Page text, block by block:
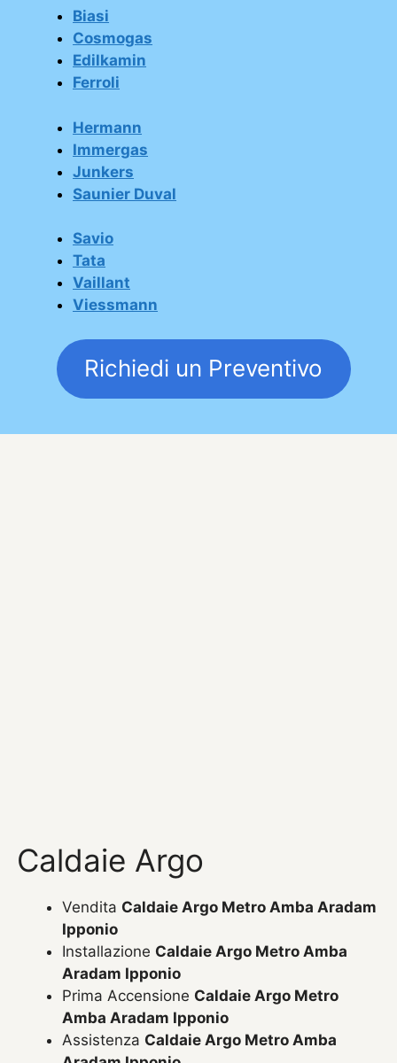
Biasi
Cosmogas
Edilkamin
Ferroli
Hermann
Immergas
Junkers
Saunier Duval
Savio
Tata
Vaillant
Viessmann
Richiedi un Preventivo
Caldaie Argo
Vendita Caldaie Argo Metro Amba Aradam
Ipponio
Installazione Caldaie Argo Metro Amba
Aradam Ipponio
Prima Accensione Caldaie Argo Metro
Amba Aradam Ipponio
Assistenza Caldaie Argo Metro Amba